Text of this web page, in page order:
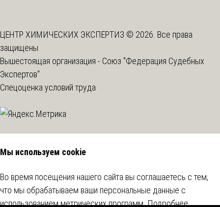
ЦЕНТР ХИМИЧЕСКИХ ЭКСПЕРТИЗ © 2026. Все права
защищены
Вышестоящая организация - Союз "Федерация Судебных
Экспертов"
Спецоценка условий труда
Мы используем cookie
Во время посещения нашего сайта вы соглашаетесь с тем,
что мы обрабатываем ваши персональные данные с
использованием метрических программ.Подробнее